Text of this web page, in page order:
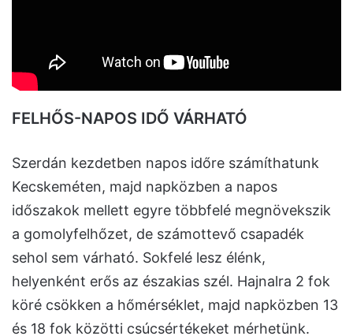
FELHŐS-NAPOS IDŐ VÁRHATÓ
Szerdán kezdetben napos időre számíthatunk
Kecskeméten, majd napközben a napos
időszakok mellett egyre többfelé megnövekszik
a gomolyfelhőzet, de számottevő csapadék
sehol sem várható. Sokfelé lesz élénk,
helyenként erős az északias szél. Hajnalra 2 fok
köré csökken a hőmérséklet, majd napközben 13
és 18 fok közötti csúcsértékeket mérhetünk.